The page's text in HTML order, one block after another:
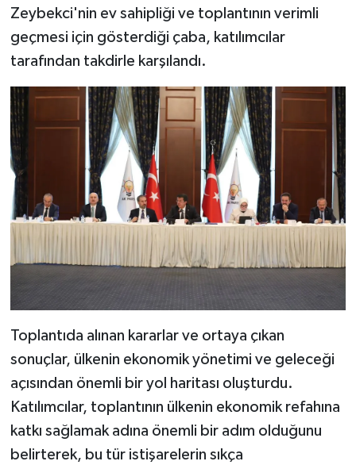
Zeybekci'nin ev sahipliği ve toplantının verimli
geçmesi için gösterdiği çaba, katılımcılar
tarafından takdirle karşılandı.
Toplantıda alınan kararlar ve ortaya çıkan
sonuçlar, ülkenin ekonomik yönetimi ve geleceği
açısından önemli bir yol haritası oluşturdu.
Katılımcılar, toplantının ülkenin ekonomik refahına
katkı sağlamak adına önemli bir adım olduğunu
belirterek, bu tür istişarelerin sıkça